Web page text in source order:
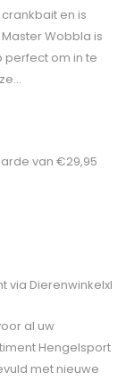
en is
Wobbla is
perfect om in te
van €29,95
via Dierenwinkelxl
al uw
Hengelsport
met nieuwe